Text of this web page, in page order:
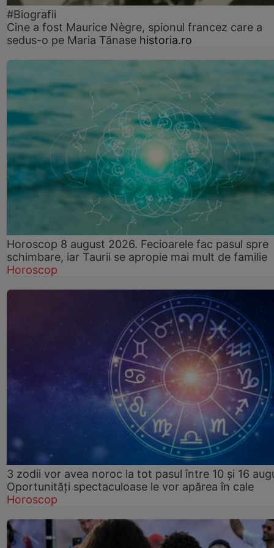
#Biografii
Cine a fost Maurice Nègre, spionul francez care a
sedus-o pe Maria Tănase historia.ro
Horoscop 8 august 2026. Fecioarele fac pasul spre
schimbare, iar Taurii se apropie mai mult de familie
Horoscop
3 zodii vor avea noroc la tot pasul între 10 și 16
Oportunități spectaculoase le vor apărea în cale
Horoscop